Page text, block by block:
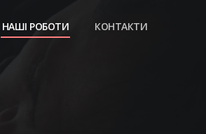
НАШІ РОБОТИ КОНТАКТИ